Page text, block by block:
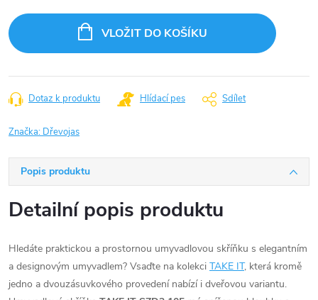
cena:
VLOŽIT DO KOŠÍKU
Dotaz k produktu Hlídací pes Sdílet
Značka: Dřevojas
Popis produktu
Detailní popis produktu
Hledáte praktickou a prostornou umyvadlovou skříňku s elegantním
a designovým umyvadlem? Vsaďte na kolekci TAKE IT, která kromě
jedno a dvouzásuvkového provedení nabízí i dveřovou variantu.